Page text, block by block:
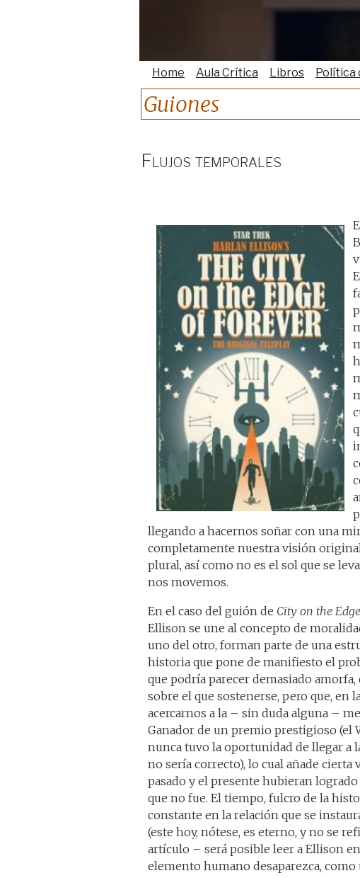
Home Aula Crítica Libros Política
Guiones
Flujos temporales
llegando a hacernos soñar con una
completamente nuestra visión
plural, así como no es el sol que se
nos movemos.
En el caso del guión de City on the
Ellison se une al concepto de
uno del otro, forman parte de una
historia que pone de manifiesto el
que podría parecer demasiado
sobre el que sostenerse, pero que,
acercarnos a la – sin duda alguna –
Ganador de un premio prestigioso (el
nunca tuvo la oportunidad de llegar a
no sería correcto), lo cual añade
pasado y el presente hubieran
que no fue. El tiempo, fulcro de la
constante en la relación que se
(este hoy, nótese, es eterno, y no se
artículo – será posible leer a Ellison
elemento humano desaparezca, como